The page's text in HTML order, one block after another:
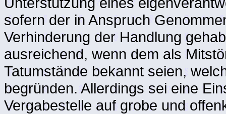
sofern der in Anspruch
Verhinderung der Handlung
ausreichend, wenn dem als
Tatumstände bekannt seien,
begründen. Allerdings sei eine
Vergabestelle auf grobe und